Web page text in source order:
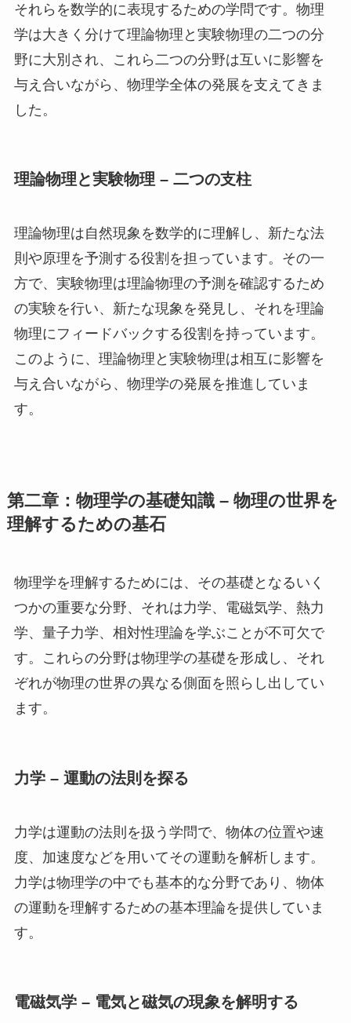
それらを数学的に表現するための学問です。物理
学は大きく分けて理論物理と実験物理の二つの分
野に大別され、これら二つの分野は互いに影響を
与え合いながら、物理学全体の発展を支えてきま
した。
理論物理と実験物理 – 二つの支柱
理論物理は自然現象を数学的に理解し、新たな法
則や原理を予測する役割を担っています。その一
方で、実験物理は理論物理の予測を確認するため
の実験を行い、新たな現象を発見し、それを理論
物理にフィードバックする役割を持っています。
このように、理論物理と実験物理は相互に影響を
与え合いながら、物理学の発展を推進していま
す。
第二章：物理学の基礎知識 – 物理の世界を
理解するための基石
物理学を理解するためには、その基礎となるいく
つかの重要な分野、それは力学、電磁気学、熱力
学、量子力学、相対性理論を学ぶことが不可欠で
す。これらの分野は物理学の基礎を形成し、それ
ぞれが物理の世界の異なる側面を照らし出してい
ます。
力学 – 運動の法則を探る
力学は運動の法則を扱う学問で、物体の位置や速
度、加速度などを用いてその運動を解析します。
力学は物理学の中でも基本的な分野であり、物体
の運動を理解するための基本理論を提供していま
す。
電磁気学 – 電気と磁気の現象を解明する